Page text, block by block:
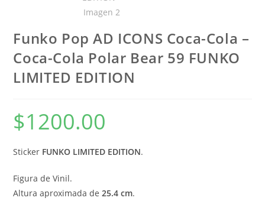
Funko Pop AD ICONS Coca-Cola –
Coca-Cola Polar Bear 59 FUNKO
LIMITED EDITION
$1200.00
Sticker FUNKO LIMITED EDITION.
Figura de Vinil.
Altura aproximada de25.4 cm.